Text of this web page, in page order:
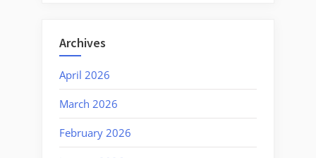
Archives
April 2026
March 2026
February 2026